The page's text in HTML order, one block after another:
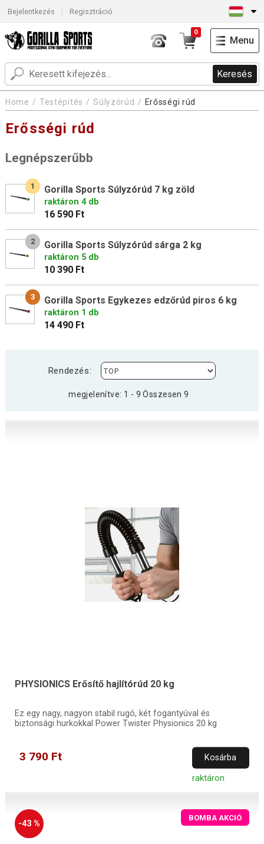
Bejelentkezés Regisztráció
Keresés
0
Menu
Home Testépítés Súlyzórúd Erősségi rúd
Erősségi rúd
Legnépszerűbb
1 Gorilla Sports Súlyzórúd 7 kg zöld
raktáron 4 db
16 590 Ft
2 Gorilla Sports Súlyzórúd sárga 2 kg
raktáron 5 db
10 390 Ft
3 Gorilla Sports Egykezes edzőrúd piros 6 kg
raktáron 1 db
14 490 Ft
Rendezés:
megjelenítve: 1 - 9 Összesen 9
PHYSIONICS Erősítő hajlítórúd 20 kg
Ez egy nagy, nagyon stabil rugó, két fogantyúval és
biztonsági hurkokkal Power Twister Physionics 20 kg
3 790 Ft Kosárba
raktáron
-43 %
BOMBA AKCIÓ